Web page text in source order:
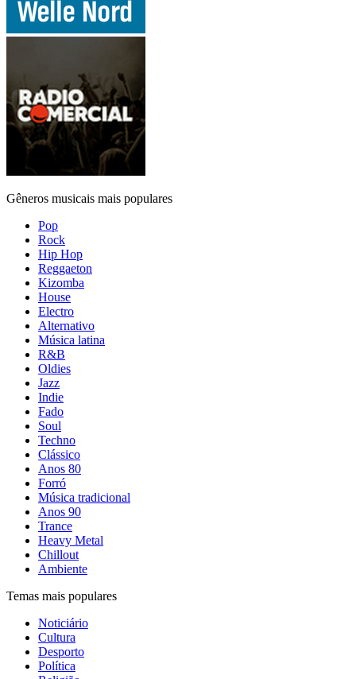
Gêneros musicais mais populares
Pop
Rock
Hip Hop
Reggaeton
Kizomba
House
Electro
Alternativo
Música latina
R&B
Oldies
Jazz
Indie
Fado
Soul
Techno
Clássico
Anos 80
Forró
Música tradicional
Anos 90
Trance
Heavy Metal
Chillout
Ambiente
Temas mais populares
Noticiário
Cultura
Desporto
Política